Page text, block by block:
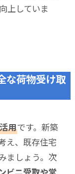
上していま
な荷物受け取
用です。新築
え、既存住宅
ましょう。次